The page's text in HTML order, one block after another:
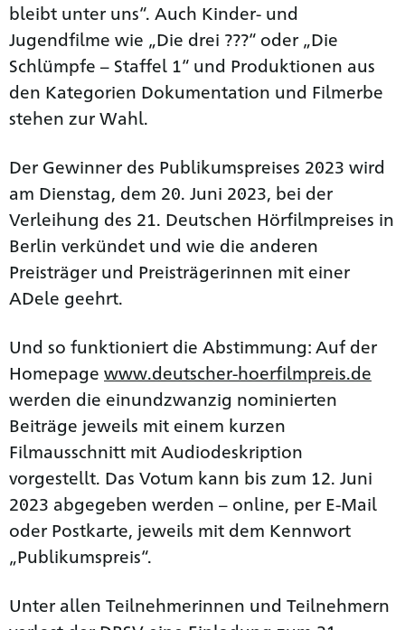
bleibt unter uns“. Auch Kinder- und
Jugendfilme wie „Die drei ???“ oder „Die
Schlümpfe – Staffel 1“ und Produktionen aus
den Kategorien Dokumentation und Filmerbe
stehen zur Wahl.
Der Gewinner des Publikumspreises 2023 wird
am Dienstag, dem 20. Juni 2023, bei der
Verleihung des 21. Deutschen Hörfilmpreises in
Berlin verkündet und wie die anderen
Preisträger und Preisträgerinnen mit einer
ADele geehrt.
Und so funktioniert die Abstimmung: Auf der
Homepage www.deutscher-hoerfilmpreis.de
werden die einundzwanzig nominierten
Beiträge jeweils mit einem kurzen
Filmausschnitt mit Audiodeskription
vorgestellt. Das Votum kann bis zum 12. Juni
2023 abgegeben werden – online, per E-Mail
oder Postkarte, jeweils mit dem Kennwort
„Publikumspreis“.
Unter allen Teilnehmerinnen und Teilnehmern